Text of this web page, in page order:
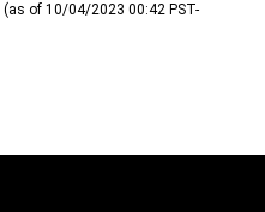
(as of 10/04/2023 00:42 PST-